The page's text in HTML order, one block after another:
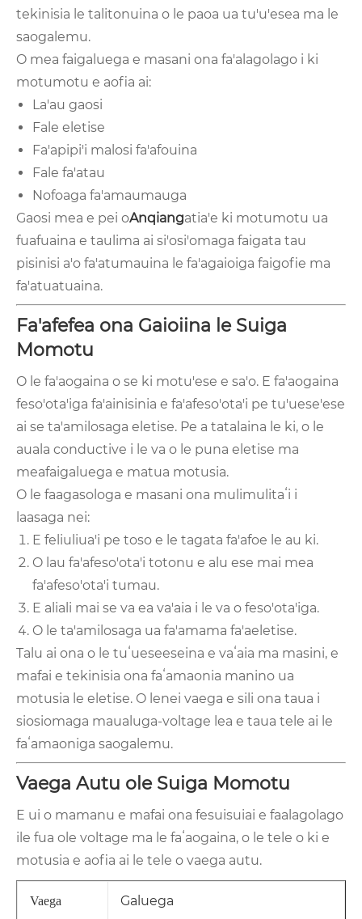
tekinisia le talitonuina o le paoa ua tu'u'esea ma le
saogalemu.
O mea faigaluega e masani ona fa'alagolago i ki
motumotu e aofia ai:
La'au gaosi
Fale eletise
Fa'apipi'i malosi fa'afouina
Fale fa'atau
Nofoaga fa'amaumauga
Gaosi mea e pei oAnqiangatia'e ki motumotu ua
fuafuaina e taulima ai si'osi'omaga faigata tau
pisinisi a'o fa'atumauina le fa'agaioiga faigofie ma
fa'atuatuaina.
Fa'afefea ona Gaioiina le Suiga
Momotu
O le fa'aogaina o se ki motu'ese e sa'o. E fa'aogaina
feso'ota'iga fa'ainisinia e fa'afeso'ota'i pe tu'uese'ese
ai se ta'amilosaga eletise. Pe a tatalaina le ki, o le
auala conductive i le va o le puna eletise ma
meafaigaluega e matua motusia.
O le faagasologa e masani ona mulimulitaʻi i
laasaga nei:
E feliuliua'i pe toso e le tagata fa'afoe le au ki.
O lau fa'afeso'ota'i totonu e alu ese mai mea
fa'afeso'ota'i tumau.
E aliali mai se va ea va'aia i le va o feso'ota'iga.
O le ta'amilosaga ua fa'amama fa'aeletise.
Talu ai ona o le tuʻueseeseina e vaʻaia ma masini, e
mafai e tekinisia ona faʻamaonia manino ua
motusia le eletise. O lenei vaega e sili ona taua i
siosiomaga maualuga-voltage lea e taua tele ai le
faʻamaoniga saogalemu.
Vaega Autu ole Suiga Momotu
E ui o mamanu e mafai ona fesuisuiai e faalagolago
ile fua ole voltage ma le faʻaogaina, o le tele o ki e
motusia e aofia ai le tele o vaega autu.
Vaega Galuega